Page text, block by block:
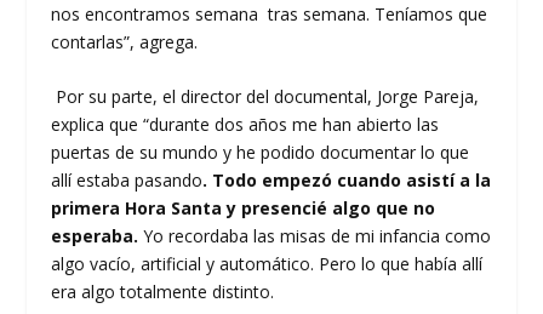
nos encontramos semana tras semana. Teníamos que
contarlas”, agrega.
Por su parte, el director del documental, Jorge Pareja,
explica que “durante dos años me han abierto las
puertas de su mundo y he podido documentar lo que
allí estaba pasando. Todo empezó cuando asistí a la
primera Hora Santa y presencié algo que no
esperaba. Yo recordaba las misas de mi infancia como
algo vacío, artificial y automático. Pero lo que había allí
era algo totalmente distinto.